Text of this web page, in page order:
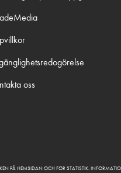
oss
PÅ HEMSIDAN OCH FÖR STATISTIK.